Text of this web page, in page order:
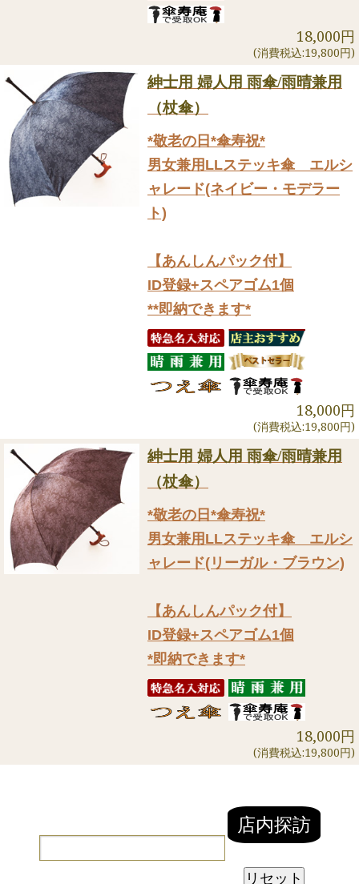
18,000円
(消費税込:19,800円)
紳士用 婦人用 雨傘/雨晴兼用
（杖傘）
*敬老の日*傘寿祝*
男女兼用LLステッキ傘 エルシ
ャレード(ネイビー・モデラー
ト)
【あんしんパック付】
ID登録+スペアゴム1個
**即納できます*
18,000円
(消費税込:19,800円)
紳士用 婦人用 雨傘/雨晴兼用
（杖傘）
*敬老の日*傘寿祝*
男女兼用LLステッキ傘 エルシ
ャレード(リーガル・ブラウン)
【あんしんパック付】
ID登録+スペアゴム1個
*即納できます*
18,000円
(消費税込:19,800円)